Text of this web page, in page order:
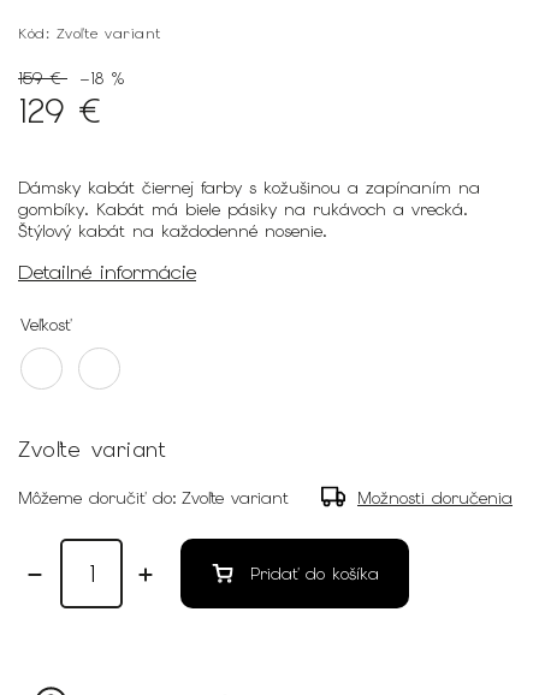
Kód: Zvoľte variant
159 € –18 %
129 €
Dámsky kabát čiernej farby s kožušinou a zapínaním na
gombíky. Kabát má biele pásiky na rukávoch a vrecká.
Štýlový kabát na každodenné nosenie.
Detailné informácie
Veľkosť
Zvoľte variant
Môžeme doručiť do: Zvoľte variant Možnosti doručenia
Pridať do košíka